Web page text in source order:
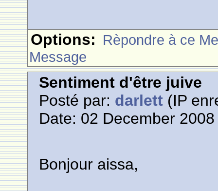
Options: Rèpondre à ce
Message
Sentiment d'être juive
Posté par: darlett (IP
Date: 02 December
Bonjour aissa,